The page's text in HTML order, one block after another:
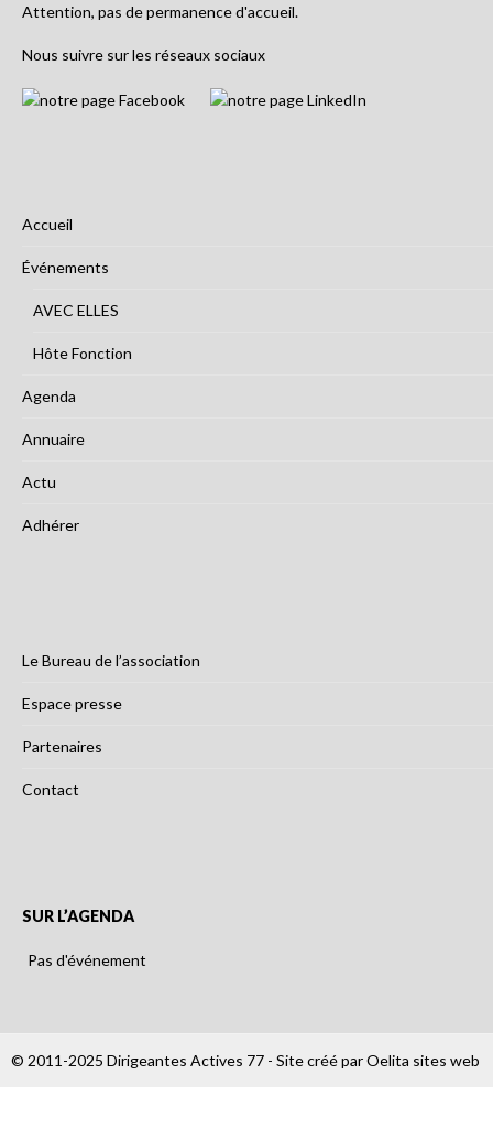
Attention, pas de permanence d'accueil.
Nous suivre sur les réseaux sociaux
Accueil
Événements
AVEC ELLES
Hôte Fonction
Agenda
Annuaire
Actu
Adhérer
Le Bureau de l’association
Espace presse
Partenaires
Contact
SUR L’AGENDA
Pas d'événement
© 2011-2025 Dirigeantes Actives 77 - Site créé parOelita sites web